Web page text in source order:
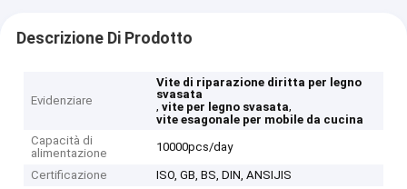
Descrizione Di Prodotto
Evidenziare
Vite di riparazione diritta per legno
svasata
,vite per legno svasata,
vite esagonale per mobile da cucina
Capacità di
alimentazione
10000pcs/day
Certificazione
ISO, GB, BS, DIN, ANSIJIS